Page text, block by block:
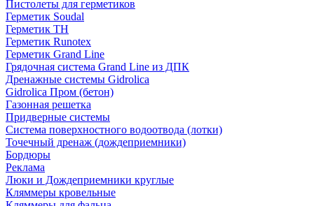
Пистолеты для герметиков
Герметик Soudal
Герметик ТН
Герметик Runotex
Герметик Grand Line
Грядочная система Grand Line из ДПК
Дренажные системы Gidrolica
Gidrolica Пром (бетон)
Газонная решетка
Придверные системы
Система поверхностного водоотвода (лотки)
Точечный дренаж (дождеприемники)
Бордюры
Рекламa
Люки и Дождеприемники круглые
Кляммеры кровельные